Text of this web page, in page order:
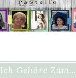
Ich Gehöre Zum…